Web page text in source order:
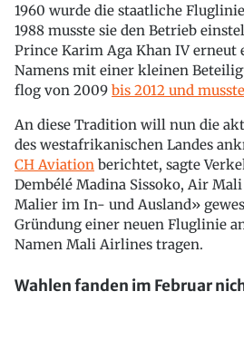
1960 wurde die staatliche
1988 musste sie den Betrieb
Prince Karim Aga Khan IV erneut
Namens mit einer kleinen
flog von 2009 bis 2012 und
An diese Tradition will nun die
des westafrikanischen Landes
CH Aviation berichtet, sagte
Dembélé Madina Sissoko, Air
Malier im In- und Ausland»
Gründung einer neuen Fluglinie
Namen Mali Airlines tragen.
Wahlen fanden im Februar